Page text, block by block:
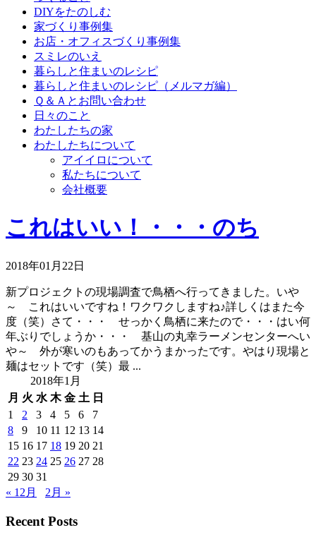
DIYをたのしむ
家づくり事例集
お店・オフィスづくり事例集
スミレのいえ
暮らしと住まいのレシピ
暮らしと住まいのレシピ（メルマガ編）
Ｑ＆Ａとお問い合わせ
日々のこと
わたしたちの家
わたしたちについて
アイイロについて
私たちについて
会社概要
これはいい！・・・のち
2018年01月22日
新プロジェクトの現場調査で鳥栖へ行ってきました。いや
～ これはいいですね！ワクワクしますね♪詳しくはまた今
度（笑）さて・・・ せっかく鳥栖に来たので・・・はい何
年ぶりでしょうか・・・ 基山の丸幸ラーメンセンターへい
や～ 外が寒いのもあってかうまかったです。やはり現場と
麺はセットです（笑）最 ...
2018年1月
月 火 水 木 金 土 日
1
2 3 4 5 6
7
8
9 10 11 12 13 14
15 16 17 18 19 20 21
22 23 24 25 26 27 28
29 30 31
« 12月
2月 »
Recent Posts